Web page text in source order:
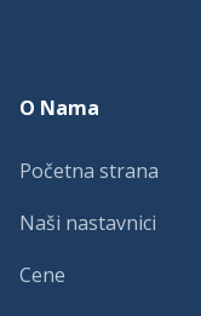
O Nama
Početna strana
Naši nastavnici
Cene